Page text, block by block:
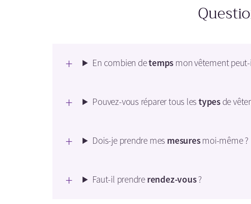
En combien detemps mon vêtement
Pouvez-vous réparer tous les typesde
Dois-je prendre mes mesuresmoi-même ?
Faut-il prendre rendez-vous?